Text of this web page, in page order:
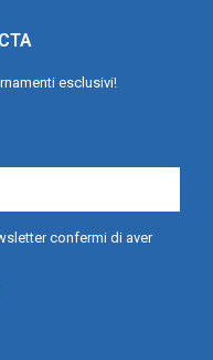
esclusivi!
confermi di aver